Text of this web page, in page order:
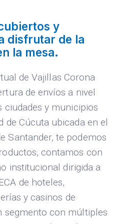
y
disfrutar de la
la mesa.
de Vajillas Corona
de envíos a nivel
ciudades y municipios
de Cúcuta ubicada en el
Santander, te podemos
contamos con
institucional dirigida a
de hoteles,
y casinos de
segmento con múltiples